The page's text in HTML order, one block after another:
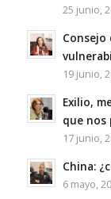
25 junio,
Consejo
19 junio,
Exilio,
que nos
17 junio,
China:
6 mayo,